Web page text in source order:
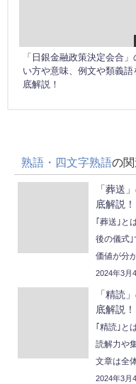
「日銀金融政策決定会合」
い方や意味、例文や類義語
底解説！
熟語・四文字熟語の
「葬送
底解説！
｢葬送｣と
後の儀式｣
価値が分
2024年3月
「精読
底解説！
｢精読｣と
読解力や
文章は全
2024年3月